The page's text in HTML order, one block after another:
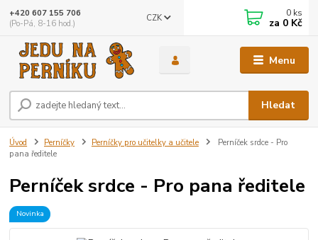
Menu
CZK
Hledat
+420 607 155 706
(Po-Pá, 8-16 hod.)
0 ks
za 0 Kč
Úvod Perníčky Perníčky pro učitelky a učitele
Perníček srdce - Pro
pana ředitele
Perníček srdce - Pro pana ředitele
Novinka